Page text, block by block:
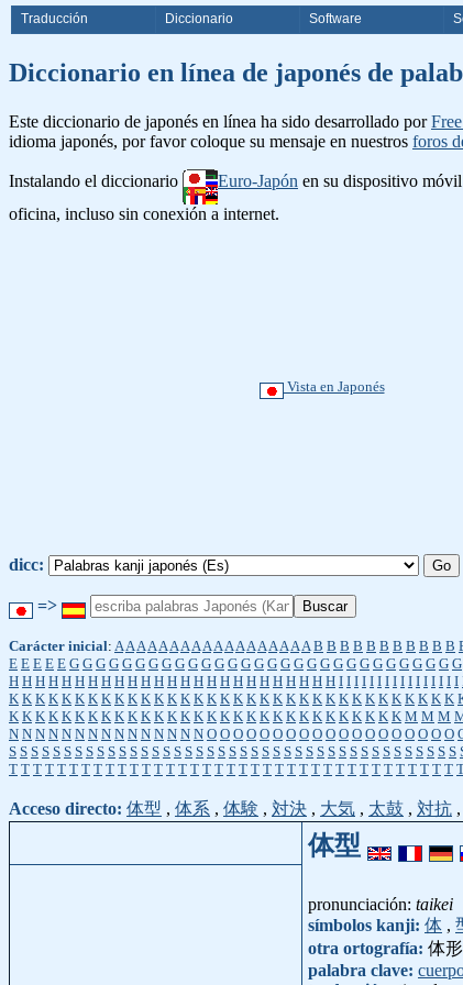
Traducción Diccionario Software
Diccionario en línea de japonés de
Este diccionario de japonés en línea ha sido desarrollado por
idioma japonés, por favor coloque su mensaje en nuestros foros
Instalando el diccionario Euro-Japón en su dispositivo
oficina, incluso sin conexión a internet.
Vista en Japonés
dicc:
=>
Carácter inicial: A A A A A A A A A A A A A A A A A A B B B B B B B B B B B
E E E E E G G G G G G G G G G G G G G G G G G G G G G G G G G G G G G
H H H H H H H H H H H H H H H H H H H H H H H H H I I I I I I I I I I I I I I I I
K K K K K K K K K K K K K K K K K K K K K K K K K K K K K K K K K K
K K K K K K K K K K K K K K K K K K K K K K K K K K K K K K M M M
N N N N N N N N N N N N N N N O O O O O O O O O O O O O O O O O O O
S S S S S S S S S S S S S S S S S S S S S S S S S S S S S S S S S S S S S S S S S
T T T T T T T T T T T T T T T T T T T T T T T T T T T T T T T T T T T T T
Acceso directo: 体型 , 体系 , 体験 , 対決 , 大気 , 太鼓 , 対抗 ,
体型
pronunciación: taikei
símbolos kanji: 体 ,
otra ortografía: 体形
palabra clave: